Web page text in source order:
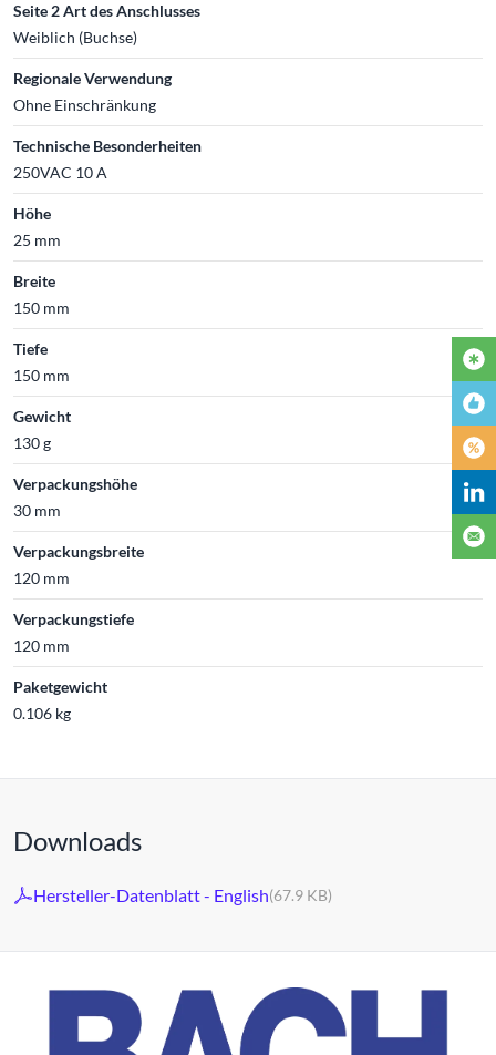
Seite 2 Art des Anschlusses
Weiblich (Buchse)
Regionale Verwendung
Ohne Einschränkung
Technische Besonderheiten
250VAC 10 A
Höhe
25 mm
Breite
150 mm
Tiefe
150 mm
Gewicht
130 g
Verpackungshöhe
30 mm
Verpackungsbreite
120 mm
Verpackungstiefe
120 mm
Paketgewicht
0.106 kg
Downloads
Hersteller-Datenblatt - English(67.9 KB)